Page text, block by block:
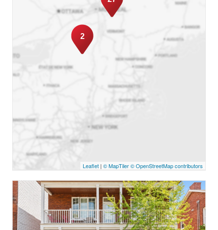
2
Leaflet | © MapTiler© OpenStreetMap contributors